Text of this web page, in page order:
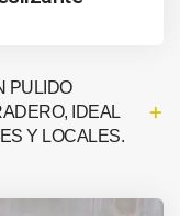
PULIDO
IDEAL
Y LOCALES.